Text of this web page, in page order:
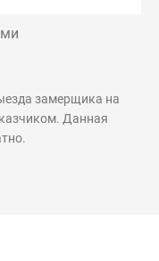
замерщика на
Данная